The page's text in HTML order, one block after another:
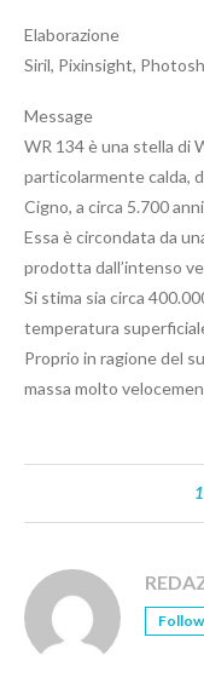
Elaborazione
Siril, Pixinsight,
Message
WR 134 è una stella di
particolarmente calda,
Cigno, a circa 5.700
Essa è circondata da
prodotta dall’intenso
Si stima sia circa
temperatura
Proprio in ragione del
massa molto